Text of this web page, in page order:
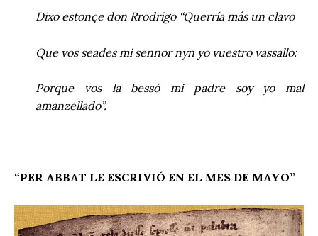
Dixo estonçe don Rrodrigo “Querría más un clavo
Que vos seades mi sennor nyn yo vuestro vassallo:
Porque vos la bessó mi padre soy yo mal
amanzellado”.
“PER ABBAT LE ESCRIVIÓ EN EL MES DE MAYO”